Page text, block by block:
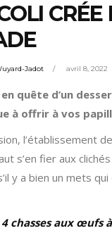
Jadot avril 8, 2022
quête d’un
à offrir à vos
l’établissement
s’en fier aux
y a bien un mets
4 chasses aux œufs